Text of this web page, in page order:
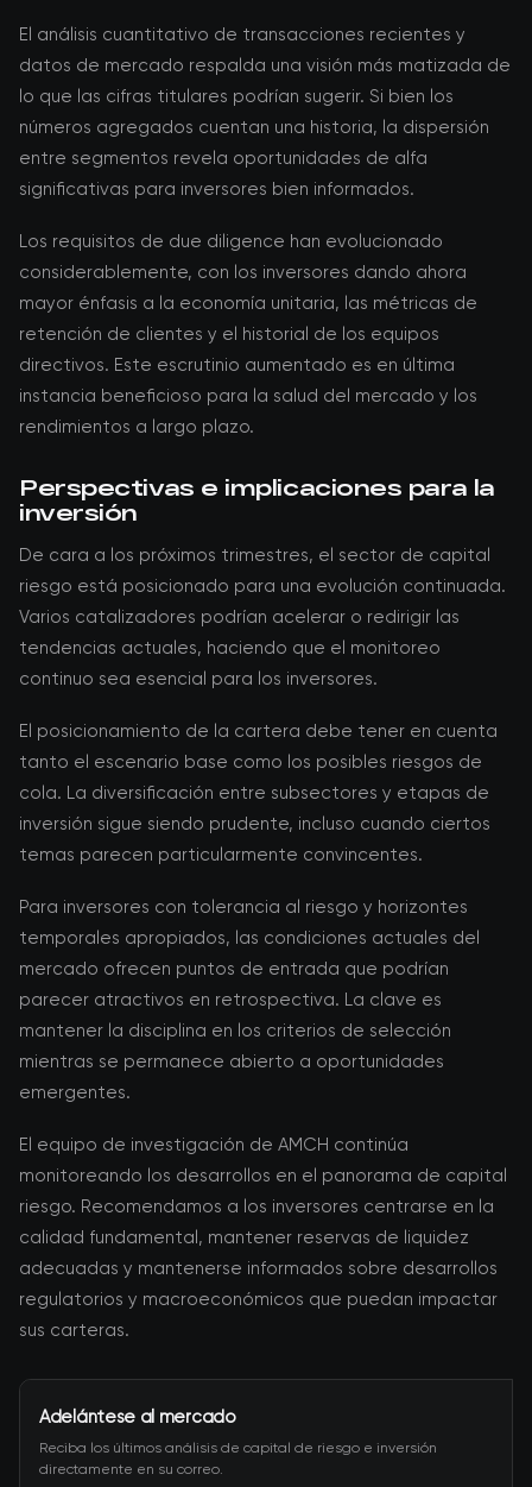
El análisis cuantitativo de transacciones recientes y
datos de mercado respalda una visión más matizada de
lo que las cifras titulares podrían sugerir. Si bien los
números agregados cuentan una historia, la dispersión
entre segmentos revela oportunidades de alfa
significativas para inversores bien informados.
Los requisitos de due diligence han evolucionado
considerablemente, con los inversores dando ahora
mayor énfasis a la economía unitaria, las métricas de
retención de clientes y el historial de los equipos
directivos. Este escrutinio aumentado es en última
instancia beneficioso para la salud del mercado y los
rendimientos a largo plazo.
Perspectivas e implicaciones para la
inversión
De cara a los próximos trimestres, el sector de capital
riesgo está posicionado para una evolución continuada.
Varios catalizadores podrían acelerar o redirigir las
tendencias actuales, haciendo que el monitoreo
continuo sea esencial para los inversores.
El posicionamiento de la cartera debe tener en cuenta
tanto el escenario base como los posibles riesgos de
cola. La diversificación entre subsectores y etapas de
inversión sigue siendo prudente, incluso cuando ciertos
temas parecen particularmente convincentes.
Para inversores con tolerancia al riesgo y horizontes
temporales apropiados, las condiciones actuales del
mercado ofrecen puntos de entrada que podrían
parecer atractivos en retrospectiva. La clave es
mantener la disciplina en los criterios de selección
mientras se permanece abierto a oportunidades
emergentes.
El equipo de investigación de AMCH continúa
monitoreando los desarrollos en el panorama de capital
riesgo. Recomendamos a los inversores centrarse en la
calidad fundamental, mantener reservas de liquidez
adecuadas y mantenerse informados sobre desarrollos
regulatorios y macroeconómicos que puedan impactar
sus carteras.
Adelántese al mercado
Reciba los últimos análisis de capital de riesgo e inversión
directamente en su correo.